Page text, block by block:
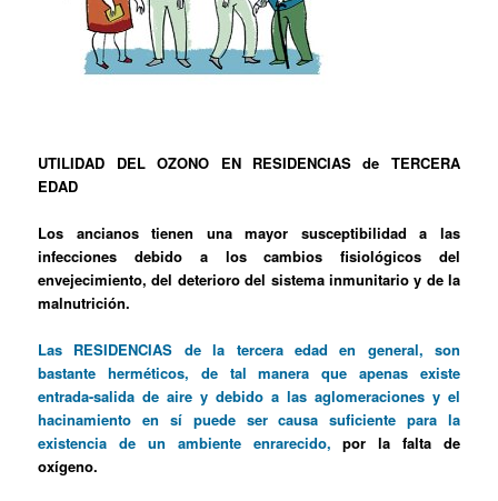
UTILIDAD DEL OZONO EN RESIDENCIAS de TERCERA
EDAD
Los ancianos tienen una mayor susceptibilidad a las
infecciones debido a los cambios fisiológicos del
envejecimiento, del deterioro del sistema inmunitario y de la
malnutrición.
Las RESIDENCIAS de la tercera edad en general, son
bastante herméticos, de tal manera que apenas existe
entrada-salida de aire y debido a las aglomeraciones y el
hacinamiento en sí puede ser causa suficiente para la
existencia de un ambiente enrarecido, por la falta de
oxígeno.